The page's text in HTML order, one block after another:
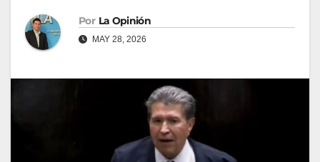
Por La Opinión
MAY 28, 2026